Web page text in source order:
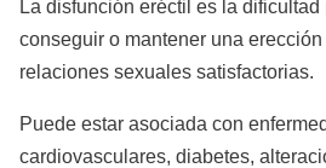
La disfunción eréctil es la dificultad
conseguir o mantener una
relaciones sexuales satisfactorias.
Puede estar asociada con
cardiovasculares, diabetes,